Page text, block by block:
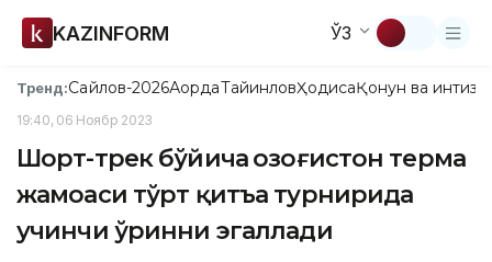
KAZINFORM ЎЗ
Тренд:Сайлов-2026АқордаТайинловҲодисаҚонун ва
19:40, 06 Ноябр 2023
Шорт-трек бўйича Қозоғистон терма
жамоаси тўрт қитъа турнирида
учинчи ўринни эгаллади